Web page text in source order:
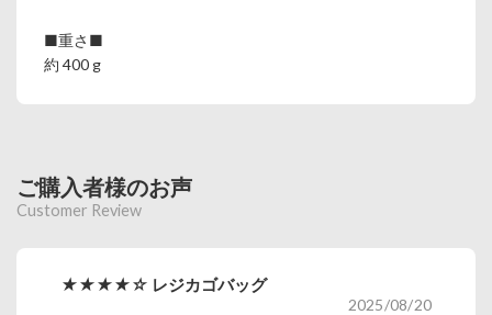
■重さ■
約 400 g
ご購入者様のお声
Customer Review
★★★★☆ レジカゴバッグ
2025/08/20